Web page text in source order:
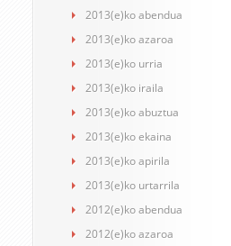
2013(e)ko abendua
2013(e)ko azaroa
2013(e)ko urria
2013(e)ko iraila
2013(e)ko abuztua
2013(e)ko ekaina
2013(e)ko apirila
2013(e)ko urtarrila
2012(e)ko abendua
2012(e)ko azaroa